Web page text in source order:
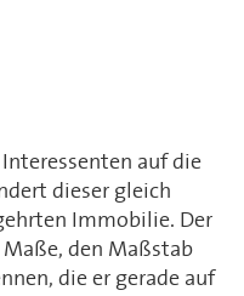
auf die
dieser gleich
Immobilie. Der
den Maßstab
die er gerade auf